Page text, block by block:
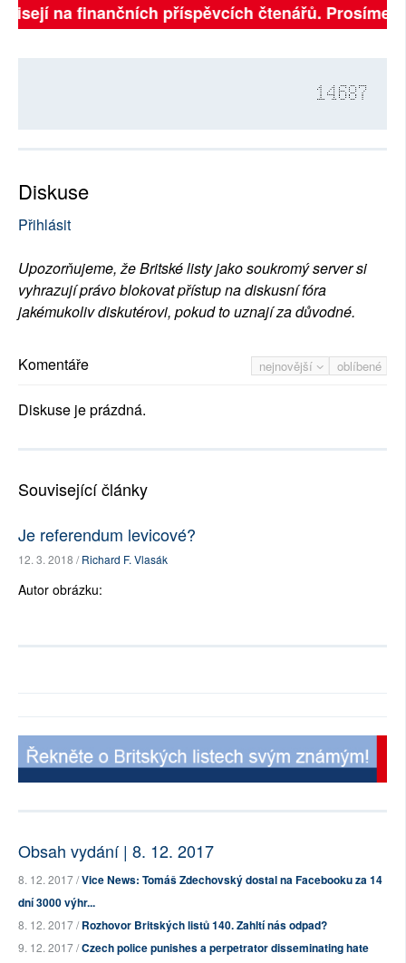
na finančních příspěvcích čtenářů. Prosíme,
14687
Diskuse
Přihlásit
Upozorňujeme, že Britské listy jako soukromý server si
vyhrazují právo blokovat přístup na diskusní fóra
jakémukoliv diskutérovi, pokud to uznají za důvodné.
nejnovější oblíbené
Komentáře
Diskuse je prázdná.
Související články
Je referendum levicové?
12. 3. 2018 /Richard F. Vlasák
Autor obrázku:
Obsah vydání | 8. 12. 2017
8. 12. 2017 /Vice News: Tomáš Zdechovský dostal na Facebooku za 14
dní 3000 výhr...
8. 12. 2017 /Rozhovor Britských listů 140. Zahltí nás odpad?
9. 12. 2017 /Czech police punishes a perpetrator disseminating hate